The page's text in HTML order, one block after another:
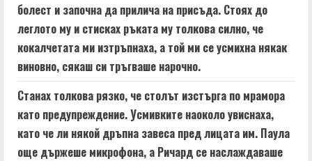
болест и започна да прилича на присъда. Стоях до
леглото му и стисках ръката му толкова силно, че
кокалчетата ми изтръпнаха, а той ми се усмихна някак
виновно, сякаш си тръгваше нарочно.
Станах толкова рязко, че столът изстърга по мрамора
като предупреждение. Усмивките наоколо увиснаха,
като че ли някой дръпна завеса пред лицата им. Паула
още държеше микрофона, а Ричард се наслаждаваше